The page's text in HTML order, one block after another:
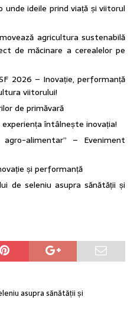
ideile prind viață și viitorul
agricultura sustenabilă
de măcinare a cerealelor pe
2026 – Inovație, performanță
viitorului!
de primăvară
întâlnește inovația!
alimentar” – Eveniment
și performanță
de seleniu asupra sănătății și
asupra sănătății și